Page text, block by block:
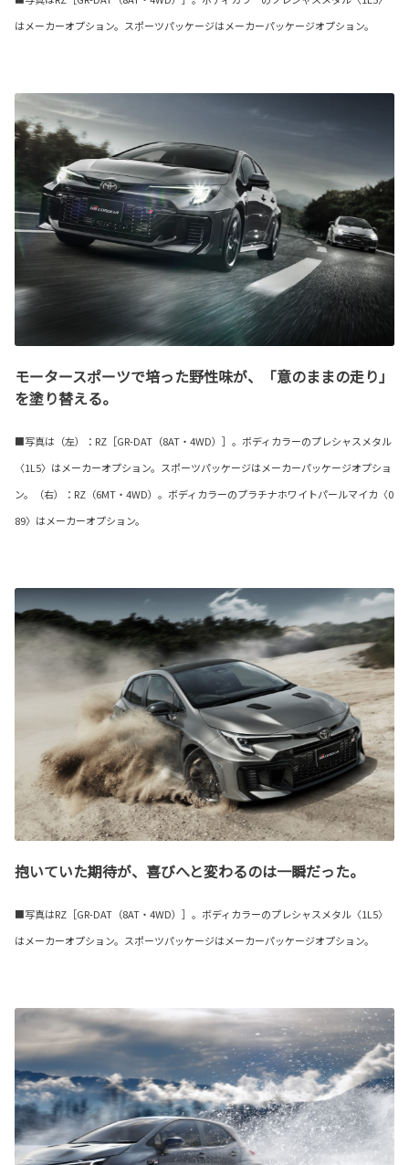
はメーカーオプション。スポーツパッケージはメーカーパッケージオプション。
モータースポーツで培った野性味が、「意のままの走り」
を塗り替える。
■写真は（左）：RZ［GR-DAT（8AT・4WD）］。ボディカラーのプレシャスメタル
〈1L5〉はメーカーオプション。スポーツパッケージはメーカーパッケージオプショ
ン。（右）：RZ（6MT・4WD）。ボディカラーのプラチナホワイトパールマイカ〈0
89〉はメーカーオプション。
抱いていた期待が、喜びへと変わるのは一瞬だった。
■写真はRZ［GR-DAT（8AT・4WD）］。ボディカラーのプレシャスメタル〈1L5〉
はメーカーオプション。スポーツパッケージはメーカーパッケージオプション。